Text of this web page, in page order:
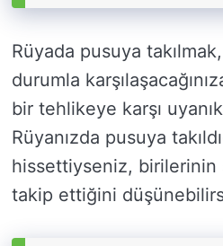
Rüyada pusuya
durumla
bir tehlikeye karşı uyanık
Rüyanızda pusuya
hissettiyseniz,
takip ettiğini